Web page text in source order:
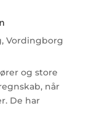
, Vordingborg
og store
når
De har